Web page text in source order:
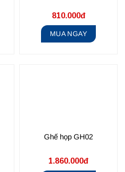
810.000đ
MUA NGAY
Ghế họp GH02
1.860.000đ